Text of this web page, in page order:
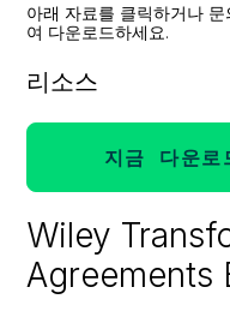
아래 자료를 클릭하거나
여 다운로드하세요.
리소스
지금 다운로
Wiley
Agreements